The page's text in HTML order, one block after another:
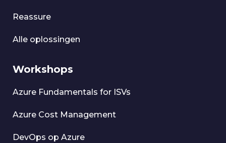
Reassure
Alle oplossingen
Workshops
Azure Fundamentals for ISVs
Azure Cost Management
DevOps op Azure